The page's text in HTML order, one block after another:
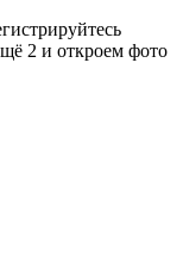
2 и откроем фото